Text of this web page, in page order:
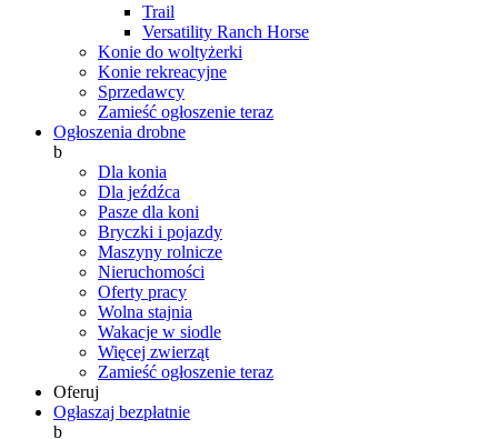
Trail
Versatility Ranch Horse
Konie do woltyżerki
Konie rekreacyjne
Sprzedawcy
Zamieść ogłoszenie teraz
Ogłoszenia drobne
b
Dla konia
Dla jeźdźca
Pasze dla koni
Bryczki i pojazdy
Maszyny rolnicze
Nieruchomości
Oferty pracy
Wolna stajnia
Wakacje w siodle
Więcej zwierząt
Zamieść ogłoszenie teraz
Oferuj
Ogłaszaj bezpłatnie
b